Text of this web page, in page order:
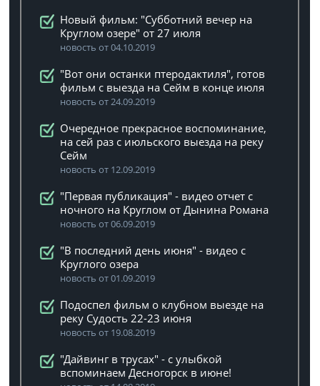
Новый фильм: "Субботний вечер на
Круглом озере" от 27 июля
новость от 04.10.2019
"Вот они останки птеродактиля", готов
фильм с выезда на Сейм в конце июля
новость от 24.09.2019
Очередное прекрасное воспоминание,
на сей раз с июльского выезда на реку
Сейм
новость от 12.09.2019
"Первая публикация" - видео отчет с
ночного на Круглом от Дынина Романа
новость от 06.09.2019
"В последний день июня" - видео с
Круглого озера
новость от 01.09.2019
Подоспел фильм о клубном выезде на
реку Судость 22-23 июня
новость от 19.08.2019
"Дайвинг в трусах" - с улыбкой
вспоминаем Десногорск в июне!